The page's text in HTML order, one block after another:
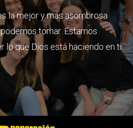
la mejor y más asombrosa
tomar. Estamos
lo que Dios está haciendo en ti.